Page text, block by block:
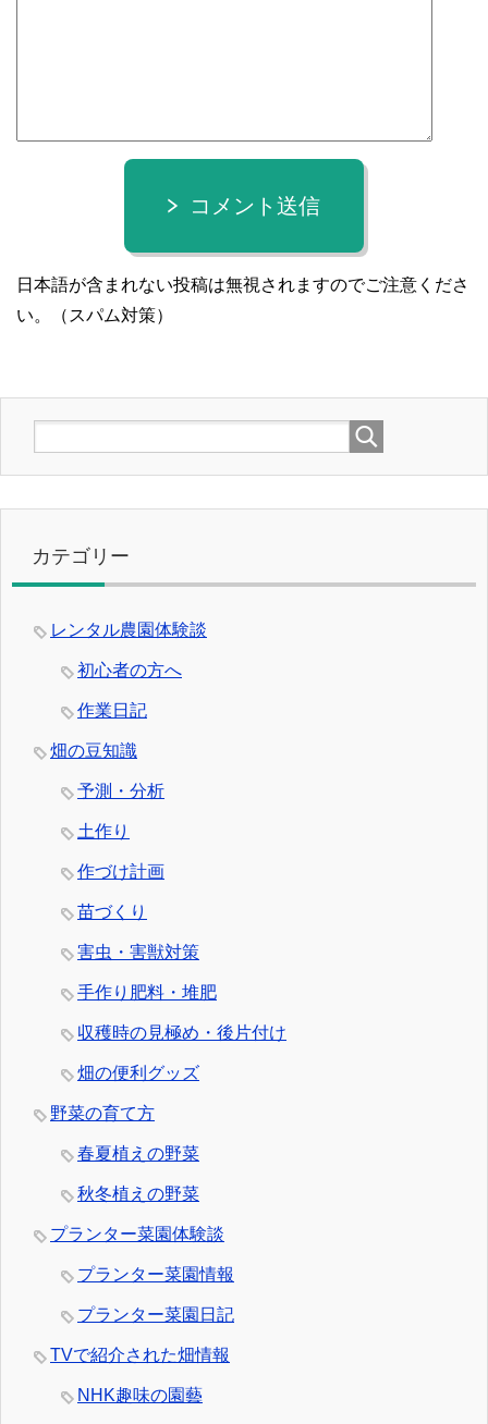
コメント送信
日本語が含まれない投稿は無視されますのでご注意くださ
い。（スパム対策）
カテゴリー
レンタル農園体験談
初心者の方へ
作業日記
畑の豆知識
予測・分析
土作り
作づけ計画
苗づくり
害虫・害獣対策
手作り肥料・堆肥
収穫時の見極め・後片付け
畑の便利グッズ
野菜の育て方
春夏植えの野菜
秋冬植えの野菜
プランター菜園体験談
プランター菜園情報
プランター菜園日記
TVで紹介された畑情報
NHK趣味の園藝